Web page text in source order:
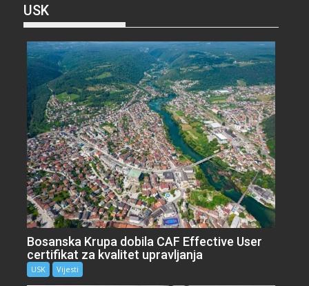
USK
Bosanska Krupa dobila CAF Effective User
certifikat za kvalitet upravljanja
USK Vijesti